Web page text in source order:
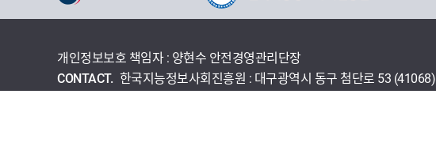
개인정보보호 책임자 : 양현수 안전경영관리단장
CONTACT. 한국지능정보사회진흥원 : 대구광역시 동구 첨단로 53 (41068)